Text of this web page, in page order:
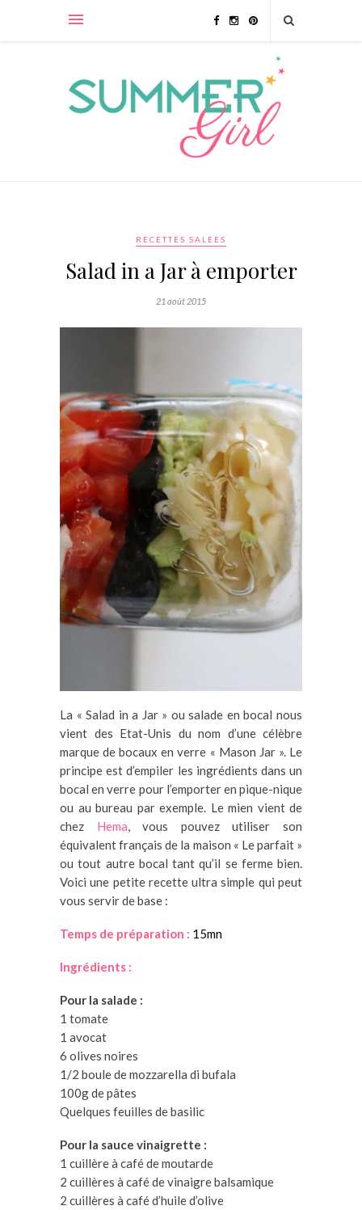
RECETTES SALEES
Salad in a Jar à emporter
21 août 2015
La « Salad in a Jar » ou salade en bocal nous
vient des Etat-Unis du nom d’une célèbre
marque de bocaux en verre « Mason Jar ». Le
principe est d’empiler les ingrédients dans un
bocal en verre pour l’emporter en pique-nique
ou au bureau par exemple. Le mien vient de
chez Hema, vous pouvez utiliser son
équivalent français de la maison « Le parfait »
ou tout autre bocal tant qu’il se ferme bien.
Voici une petite recette ultra simple qui peut
vous servir de base :
Temps de préparation : 15mn
Ingrédients :
Pour la salade :
1 tomate
1 avocat
6 olives noires
1/2 boule de mozzarella di bufala
100g de pâtes
Quelques feuilles de basilic
Pour la sauce vinaigrette :
1 cuillère à café de moutarde
2 cuillères à café de vinaigre balsamique
2 cuillères à café d’huile d’olive